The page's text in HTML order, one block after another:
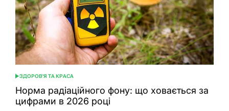
ОПУБЛІКУВАТИ
У
ЗДОРОВ'Я ТА КРАСА
Норма радіаційного фону: що ховається за
цифрами в 2026 році